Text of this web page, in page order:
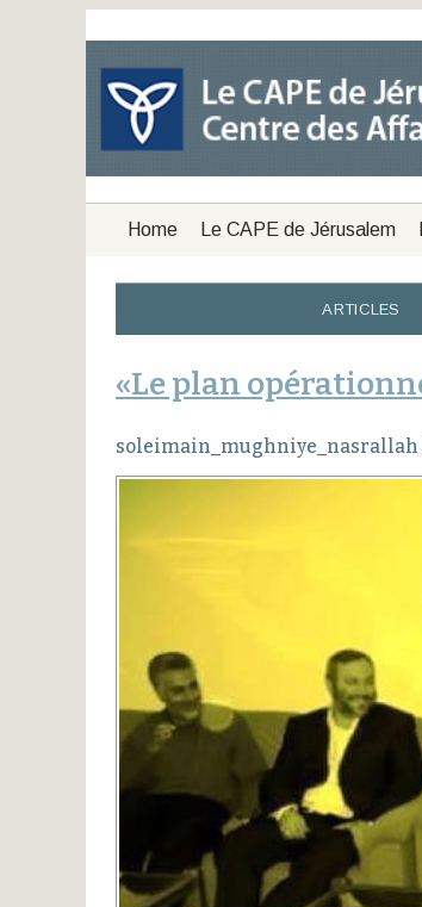
Home Le CAPE de Jérusalem
ARTICLES
«Le plan